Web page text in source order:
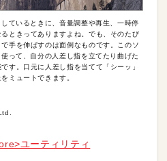
ているときに、音量調整や再生、一時停
ときってありますよね。でも、そのたび
手を伸ばすのは面倒なものです。このソ
って、自分の人差し指を立てたり曲げた
す。口元に人差し指を当てて「シーッ」
ミュートできます。
ユーティリティ